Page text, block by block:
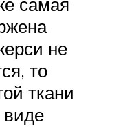
не
то
ткани